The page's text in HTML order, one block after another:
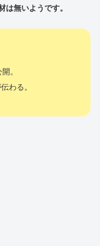
は無いようです。
。
わる。